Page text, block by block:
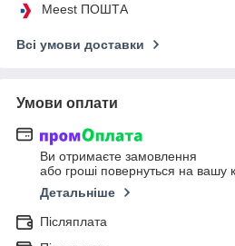
Meest ПОШТА
Всі умови доставки
Умови оплати
Ви отримаєте замовлення
або гроші повернуться на вашу
Детальніше
Післяплата